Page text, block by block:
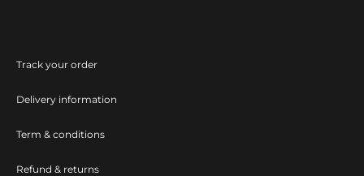
Track your order
Delivery information
Term & conditions
Refund & returns